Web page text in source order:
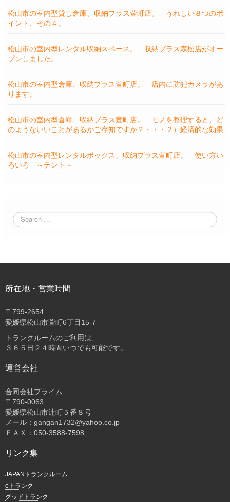
松山市の室内型貸し倉庫、収納プラス萱町店。 うれしい８つのポ
イント、その４。
松山市の室内型レンタル収納スペース。 収納プラス森松店がオー
プンしました。
松山市の室内型倉庫、収納プラス萱町店。 店内に防犯カメラがあ
ります。
松山市の室内型倉庫、収納プラス萱町店。 モノを整理すると、ど
のようないいことがあるかご存知ですか？・・・２）経済的な効果
松山市の室内型レンタルボックス、収納プラス萱町店。 使い方い
ろいろ ～テント～
所在地・営業時間
〒 799-2654
愛媛県松山市萱町6丁目15-7
トランクルームのご利用は、
３６５日２４時間いつでも可能です。
運営会社
合同会社プライム
〒 790-0063
愛媛県松山市辻町５番８号
メール：gangan1732@yahoo.co.jp
ＦＡＸ：050-3588-7598
リンク集
JAPANトランクルーム
eトランク
グッドトランク